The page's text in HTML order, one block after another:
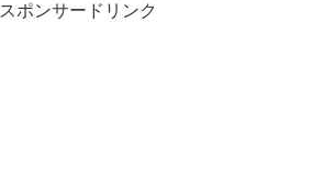
スポンサードリンク